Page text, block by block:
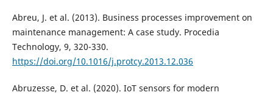
Abreu, J. et al. (2013). Business processes improvement on
maintenance management: A case study. Procedia
Technology, 9, 320-330.
https://doi.org/10.1016/j.protcy.2013.12.036
Abruzesse, D. et al. (2020). IoT sensors for modern